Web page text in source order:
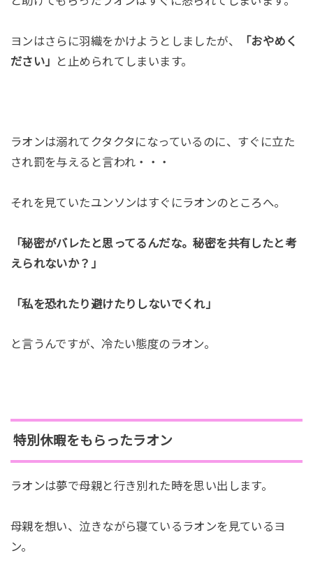
ヨンはさらに羽織をかけようとしましたが、
「おやめく
ださい」
と止められてしまいます。
ラオンは溺れてクタクタになっているのに、すぐに立た
され罰を与えると言われ・・・
それを見ていたユンソンはすぐにラオンのところへ。
「秘密がバレたと思ってるんだな。秘密を共有したと考
えられないか？」
「私を恐れたり避けたりしないでくれ」
と言うんですが、冷たい態度のラオン。
特別休暇をもらったラオン
ラオンは夢で母親と行き別れた時を思い出します。
母親を想い、泣きながら寝ているラオンを見ているヨ
ン。